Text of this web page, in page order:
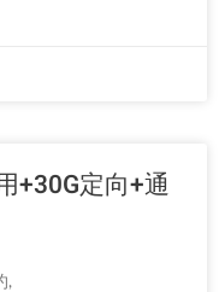
+30G定向+通
,